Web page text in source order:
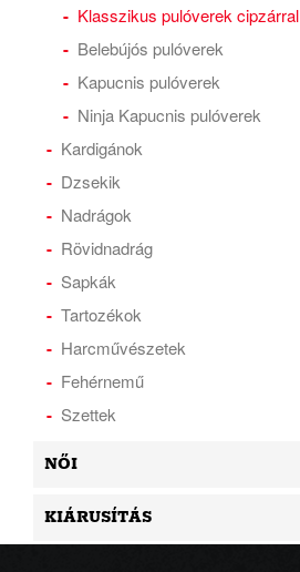
Klasszikus pulóverek cipzárral
Belebújós pulóverek
Kapucnis pulóverek
Ninja Kapucnis pulóverek
Kardigánok
Dzsekik
Nadrágok
Rövidnadrág
Sapkák
Tartozékok
Harcművészetek
Fehérnemű
Szettek
NŐI
KIÁRUSÍTÁS